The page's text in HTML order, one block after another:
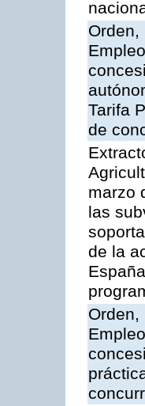
Tarifa
de
marzo
las
de la